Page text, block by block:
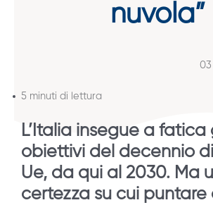
nuvola”
03
5 minuti di lettura
L’Italia insegue a fatica
obiettivi del decennio
Ue, da qui al 2030. Ma
certezza su cui puntare